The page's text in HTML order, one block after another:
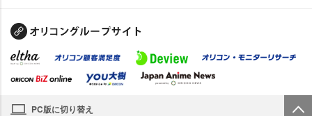
PC版に切り替え